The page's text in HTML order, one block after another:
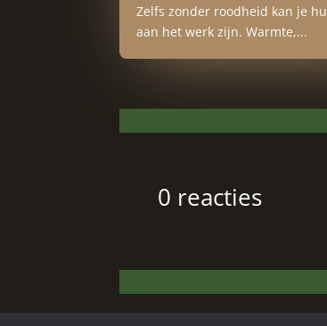
Zelfs zonder roodheid kan je
aan het werk zijn. Warmte,...
0 reacties